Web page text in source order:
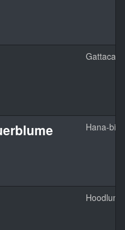
Gattaca
Hana-bi
Hoodlum